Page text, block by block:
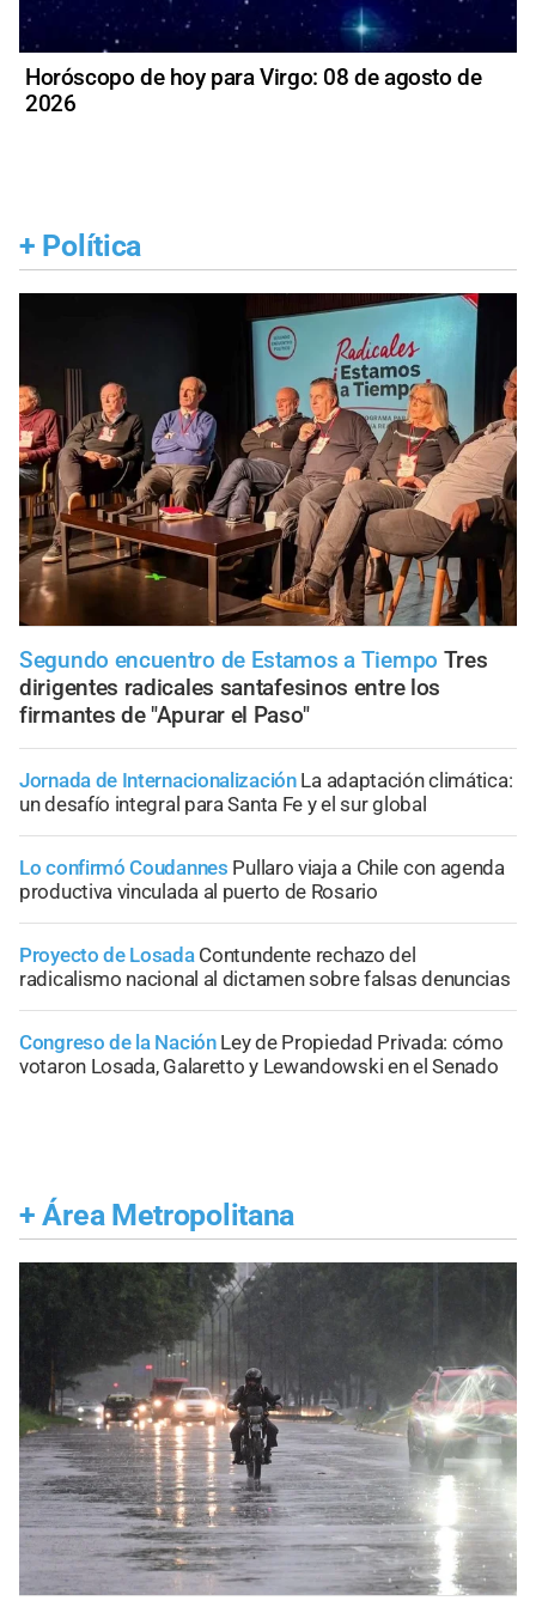
Horóscopo de hoy para Virgo: 08 de agosto de
2026
+ Política
Segundo encuentro de Estamos a Tiempo Tres
dirigentes radicales santafesinos entre los
firmantes de "Apurar el Paso"
Jornada de Internacionalización La adaptación climática:
un desafío integral para Santa Fe y el sur global
Lo confirmó Coudannes Pullaro viaja a Chile con agenda
productiva vinculada al puerto de Rosario
Proyecto de Losada Contundente rechazo del
radicalismo nacional al dictamen sobre falsas denuncias
Congreso de la Nación Ley de Propiedad Privada: cómo
votaron Losada, Galaretto y Lewandowski en el Senado
+ Área Metropolitana